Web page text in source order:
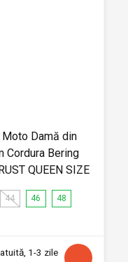
Moto Damă din
Cordura Bering
QUEEN SIZE
44 46 48
1-3 zile